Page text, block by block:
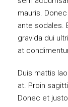
mauris.
ante sodales.
gravida dui
at
Duis mattis
at. Proin
Donec et